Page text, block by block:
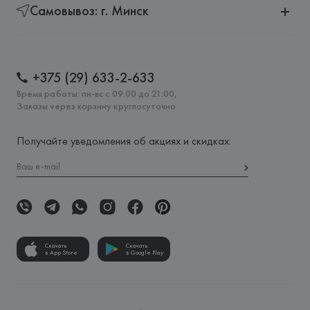
Самовывоз: г. Минск
+375 (29) 633-2-633
Время работы: пн-вс с 09:00 до 21:00,
Заказы через корзину круглосуточно
Получайте уведомления об акциях и скидках:
Скачать
в App Store
Скачать
в Google Play